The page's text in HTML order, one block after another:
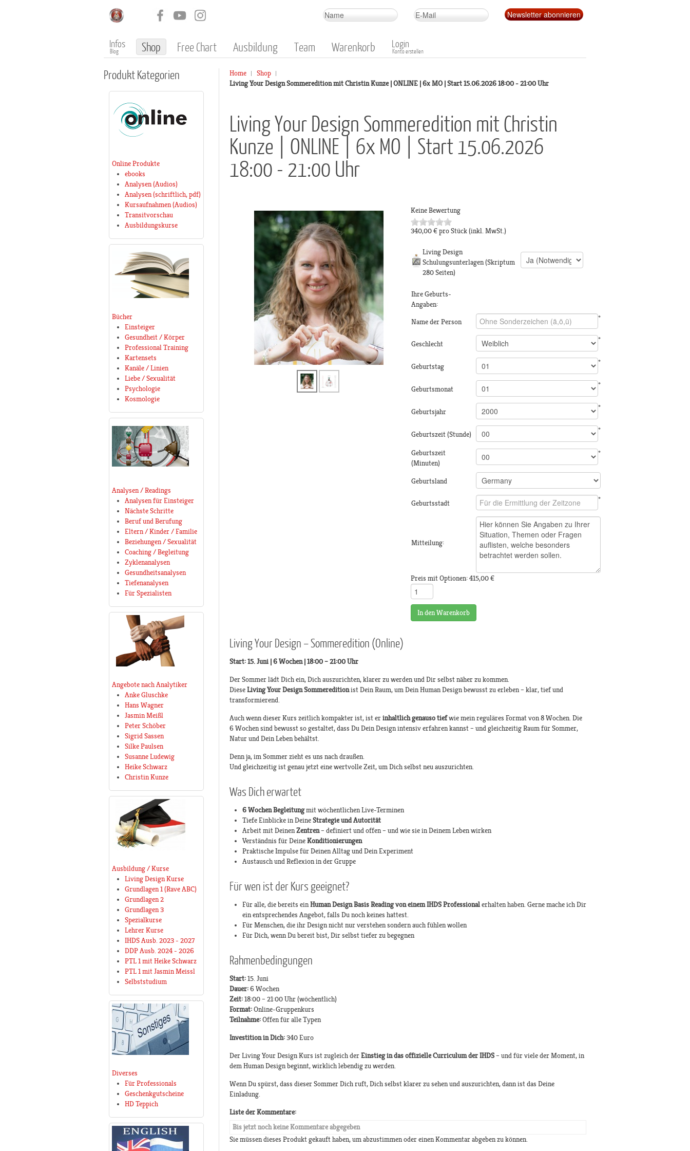
Infos
Blog Shop Free Chart Ausbildung Team Warenkorb Login
Konto erstellen
Home
Shop
Living Your Design Sommeredition mit Christin Kunze | ONLINE | 6x MO | Start 15.06.2026 18:00 - 21:00 Uhr
Living Your Design Sommeredition mit Christin
Kunze | ONLINE | 6x MO | Start 15.06.2026
18:00 - 21:00 Uhr
Keine Bewertung
340,00 € pro Stück(inkl. MwSt.)
Living Design
Schulungsunterlagen (Skriptum
280 Seiten)
Ihre Geburts-
Angaben:
Name der Person
*
Geschlecht *
Geburtstag *
Geburtsmonat *
Geburtsjahr *
Geburtszeit (Stunde) *
Geburtszeit
(Minuten)
*
Geburtsland
Geburtsstadt *
Mitteilung:
Preis mit Optionen: 415,00 €
In den Warenkorb
Living Your Design – Sommeredition (Online)
Start: 15. Juni | 6 Wochen | 18:00 – 21:00 Uhr
Der Sommer lädt Dich ein, Dich auszurichten, klarer zu werden und Dir selbst näher zu kommen.
DieseLiving Your Design Sommereditionist Dein Raum, um Dein Human Design bewusst zu erleben – klar, tief und
transformierend.
Auch wenn dieser Kurs zeitlich kompakter ist, ist erinhaltlich genauso tiefwie mein reguläres Format von 8 Wochen. Die
6 Wochen sind bewusst so gestaltet, dass Du Dein Design intensiv erfahren kannst – und gleichzeitig Raum für Sommer,
Natur und Dein Leben behältst.
Denn ja, im Sommer zieht es uns nach draußen.
Und gleichzeitig ist genau jetzt eine wertvolle Zeit, um Dich selbst neu auszurichten.
Was Dich erwartet
6 Wochen Begleitungmit wöchentlichen Live-Terminen
Tiefe Einblicke in DeineStrategie und Autorität
Arbeit mit DeinenZentren– definiert und offen – und wie sie in Deinem Leben wirken
Verständnis für DeineKonditionierungen
Praktische Impulse für Deinen Alltag und Dein Experiment
Austausch und Reflexion in der Gruppe
Für wen ist der Kurs geeignet?
Für alle, die bereits einHuman Design Basis Readingvon einem IHDS Professionalerhalten haben. Gerne mache ich Dir
ein entsprechendes Angebot, falls Du noch keines hattest.
Für Menschen, die ihr Design nicht nur verstehen sondern auch fühlen wollen
Für Dich, wenn Du bereit bist, Dir selbst tiefer zu begegnen
Rahmenbedingungen
Start:15. Juni
Dauer:6 Wochen
Zeit:18:00 – 21:00 Uhr (wöchentlich)
Format:Online-Gruppenkurs
Teilnahme:Offen für alle Typen
Investition in Dich:340 Euro
Der Living Your Design Kurs ist zugleich derEinstieg in das offizielle Curriculum der IHDS– und für viele der Moment, in
dem Human Design beginnt, wirklich lebendig zu werden.
Wenn Du spürst, dass dieser Sommer Dich ruft, Dich selbst klarer zu sehen und auszurichten, dann ist das Deine
Einladung.
Liste der Kommentare:
Bis jetzt noch keine Kommentare abgegeben
Sie müssen dieses Produkt gekauft haben, um abzustimmen oder einen Kommentar abgeben zu können.
ProduktKategorien
Online Produkte
ebooks
Analysen (Audios)
Analysen (schriftlich, pdf)
Kursaufnahmen (Audios)
Transitvorschau
Ausbildungskurse
Bücher
Einsteiger
Gesundheit / Körper
Professional Training
Kartensets
Kanäle / Linien
Liebe / Sexualität
Psychologie
Kosmologie
Analysen / Readings
Analysen für Einsteiger
Nächste Schritte
Beruf und Berufung
Eltern / Kinder / Familie
Beziehungen / Sexualität
Coaching / Begleitung
Zyklenanalysen
Gesundheitsanalysen
Tiefenanalysen
Für Spezialisten
Angebote nach Analytiker
Anke Gluschke
Hans Wagner
Jasmin Meißl
Peter Schöber
Sigrid Sassen
Silke Paulsen
Susanne Ludewig
Heike Schwarz
Christin Kunze
Ausbildung / Kurse
Living Design Kurse
Grundlagen 1 (Rave ABC)
Grundlagen 2
Grundlagen 3
Spezialkurse
Lehrer Kurse
IHDS Ausb. 2023 - 2027
DDP Ausb. 2024 - 2026
PTL 1 mit Heike Schwarz
PTL 1 mit Jasmin Meissl
Selbststudium
Diverses
Für Professionals
Geschenkgutscheine
HD Teppich